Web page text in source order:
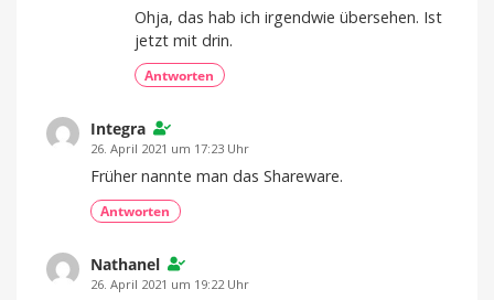
Ohja, das hab ich irgendwie übersehen. Ist
jetzt mit drin.
Antworten
Integra
26. April 2021 um 17:23 Uhr
Früher nannte man das Shareware.
Antworten
Nathanel
26. April 2021 um 19:22 Uhr